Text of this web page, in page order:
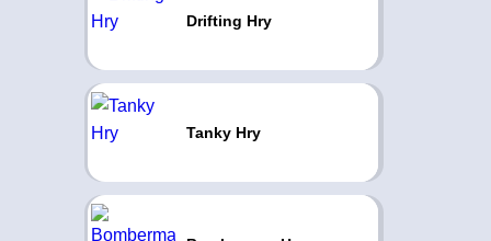
Drifting Hry
Tanky Hry